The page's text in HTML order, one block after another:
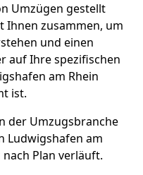
Umzügen gestellt
Ihnen zusammen, um
und einen
auf Ihre spezifischen
am Rhein
ist.
der Umzugsbranche
Ludwigshafen am
Plan verläuft.